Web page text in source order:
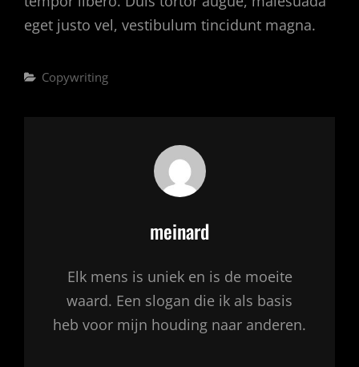
eget justo vel, vestibulum tincidunt magna.
Categories
Copywriting
Author:
meinard
Elk mens is uniek en is de moeite
waard. Een slogan die ik als basis
heb voor mijn houding naar anderen.